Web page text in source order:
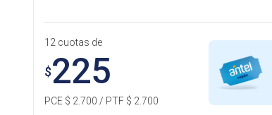
12 cuotas de
$225
PCE $ 2.700 / PTF $ 2.700